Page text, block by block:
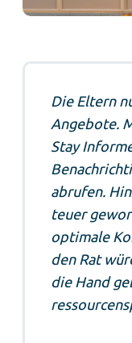
Die Eltern
Angebote.
Stay
abrufen.
teuer
optimale
den Rat
die Hand